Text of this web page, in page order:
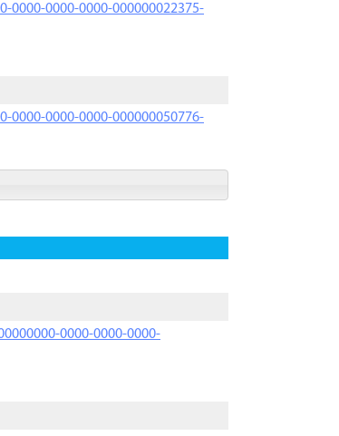
0000-0000-0000-000000022375-
0000-0000-0000-000000050776-
0000-0000-0000-